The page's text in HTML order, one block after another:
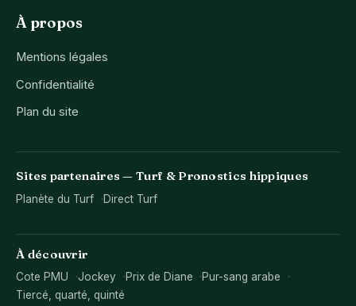
À propos
Mentions légales
Confidentialité
Plan du site
Sites partenaires — Turf & Pronostics hippiques
Planète du Turf Direct Turf
À découvrir
Cote PMU Jockey Prix de Diane
Pur-sang arabe
Tiercé, quarté, quinté